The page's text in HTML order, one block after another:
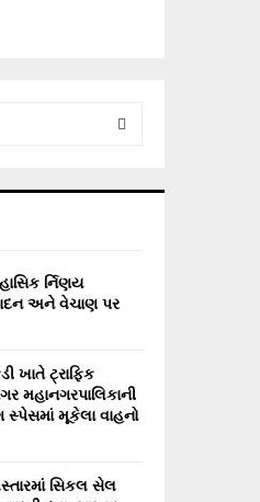
R
H
ર્નિણય
અને વેચાણ પર
ખાતે ટ્રાફિક
મહાનગરપાલિકાની
સ્પેસમાં મૂકેલા વાહનો
સિકલ સેલ